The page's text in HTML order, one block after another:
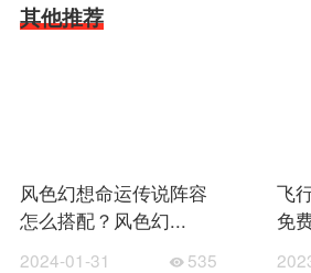
其他推荐
风色幻想命运传说阵容
怎么搭配？风色幻...
2024-01-31 535
飞
免